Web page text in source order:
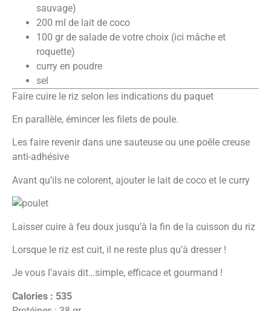
sauvage)
200 ml de lait de coco
100 gr de salade de votre choix (ici mâche et
roquette)
curry en poudre
sel
Faire cuire le riz selon les indications du paquet
En parallèle, émincer les filets de poule.
Les faire revenir dans une sauteuse ou une poêle creuse
anti-adhésive
Avant qu’ils ne colorent, ajouter le lait de coco et le curry
Laisser cuire à feu doux jusqu’à la fin de la cuisson du riz
Lorsque le riz est cuit, il ne reste plus qu’à dresser !
Je vous l’avais dit…simple, efficace et gourmand !
Calories : 535